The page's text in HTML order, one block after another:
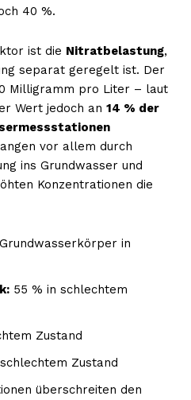
40 %.
ist die Nitratbelastung,
separat geregelt ist. Der
Milligramm pro Liter – laut
Wert jedoch an 14 % der
vor allem durch
ins Grundwasser und
Konzentrationen die
in
55 % in schlechtem
Zustand
Zustand
überschreiten den